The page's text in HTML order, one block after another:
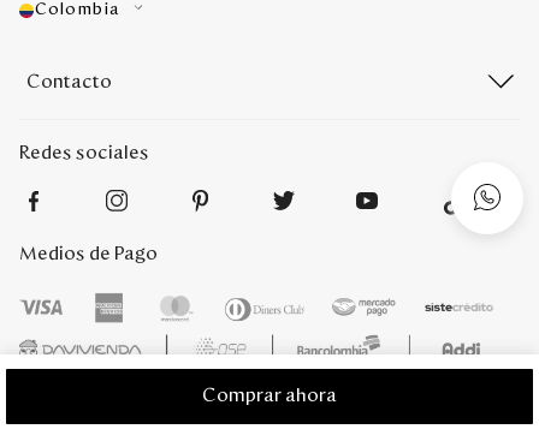
Comprar ahora
Colombia
Contacto
Redes sociales
Medios de Pago
Mario Hernández 2022. Derechos reservados. Desarrollado por
Plataforma Vtex